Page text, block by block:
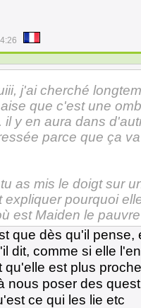
j'ai cherché
que c'est une
il y en aura dans
parce que ça
as mis le doigt sur
expliquer pourquoi
est Maiden le
que dès qu'il
dit, comme si elle
qu'elle est plus
nous poser des
ce qui les lie etc